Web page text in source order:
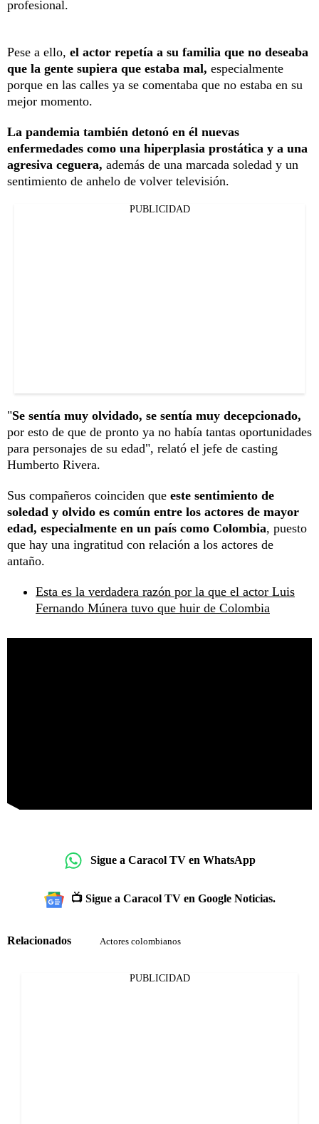
profesional.
Pese a ello, el actor repetía a su familia que no deseaba
que la gente supiera que estaba mal, especialmente
porque en las calles ya se comentaba que no estaba en su
mejor momento.
La pandemia también detonó en él nuevas
enfermedades como una hiperplasia prostática y a una
agresiva ceguera, además de una marcada soledad y un
sentimiento de anhelo de volver televisión.
PUBLICIDAD
"Se sentía muy olvidado, se sentía muy decepcionado,
por esto de que de pronto ya no había tantas oportunidades
para personajes de su edad", relató el jefe de casting
Humberto Rivera.
Sus compañeros coinciden que este sentimiento de
soledad y olvido es común entre los actores de mayor
edad, especialmente en un país como Colombia, puesto
que hay una ingratitud con relación a los actores de
antaño.
Esta es la verdadera razón por la que el actor Luis
Fernando Múnera tuvo que huir de Colombia
Sigue a Caracol TV en WhatsApp
📺 Sigue a Caracol TV en Google Noticias.
Relacionados Actores colombianos
PUBLICIDAD